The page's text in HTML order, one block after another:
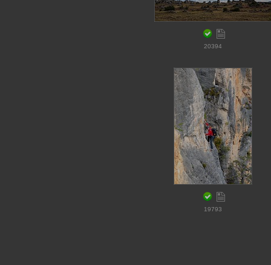
20394
19793